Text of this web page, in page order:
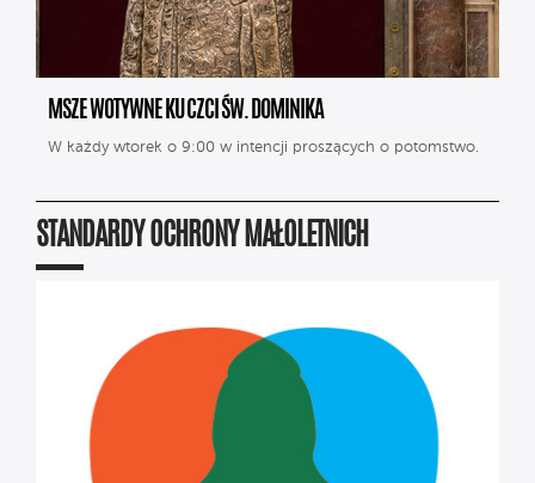
MSZE WOTYWNE KU CZCI ŚW. DOMINIKA
W każdy wtorek o 9:00 w intencji proszących o potomstwo.
STANDARDY OCHRONY MAŁOLETNICH